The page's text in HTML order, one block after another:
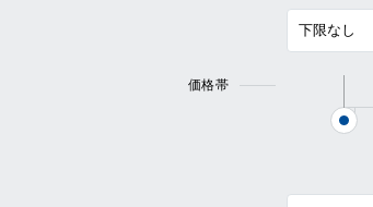
価格帯